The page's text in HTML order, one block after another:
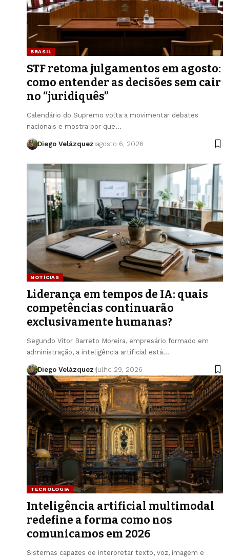
BRASIL
STF retoma julgamentos em agosto:
como entender as decisões sem cair
no “juridiquês”
Calendário do Supremo volta a movimentar debates
nacionais e mostra por que…
Diego Velázquez agosto 6, 2026
NOTÍCIAS
Liderança em tempos de IA: quais
competências continuarão
exclusivamente humanas?
Segundo Vitor Barreto Moreira, empresário formado em
administração, a inteligência artificial está…
Diego Velázquez julho 29, 2026
TECNOLOGIA
Inteligência artificial multimodal
redefine a forma como nos
comunicamos em 2026
Sistemas capazes de interpretar texto, voz, imagem e